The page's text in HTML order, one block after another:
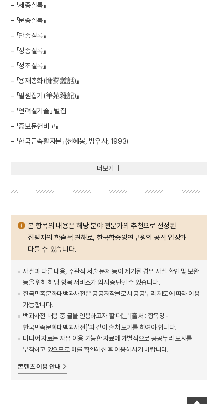
- 『세종실록』
- 『문종실록』
- 『단종실록』
- 『성종실록』
- 『정조실록』
- 『용재총화(慵齋叢話)』
- 『필원잡기(筆苑雜記)』
- 『연려실기술』 별집
- 『증보문헌비고』
- 『한국금속활자본』(천혜봉, 범우사, 1993)
더보기
본 항목의 내용은 해당 분야 전문가의 추천으로 선정된
집필자의 학술적 견해로, 한국학중앙연구원의 공식 입장과
다를 수 있습니다.
사실과 다른 내용, 주관적 서술 문제 등이 제기된 경우 사실 확인 및 보완
등을 위해 해당 항목 서비스가 임시 중단될 수 있습니다.
한국민족문화대백과사전은 공공저작물로서 공공누리 제도에 따라 이용
가능합니다.
백과사전 내용 중 글을 인용하고자 할 때는 '[출처 : 항목명 -
한국민족문화대백과사전]'과 같이 출처 표기를 하여야 합니다.
미디어 자료는 자유 이용 가능한 자료에 개별적으로 공공누리 표시를
부착하고 있으므로 이를 확인하신 후 이용하시기 바랍니다.
콘텐츠 이용 안내